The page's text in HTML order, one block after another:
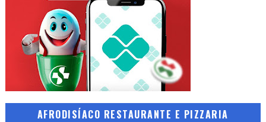
AFRODISÍACO RESTAURANTE E PIZZARIA